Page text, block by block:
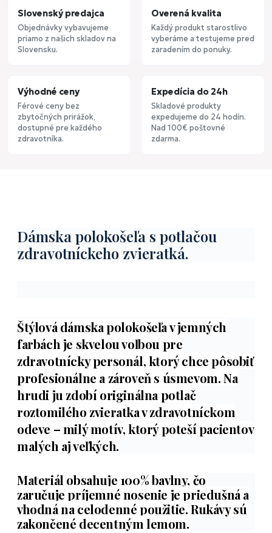
Slovenský predajca
Objednávky vybavujeme
priamo z našich skladov na
Slovensku.
Overená kvalita
Každý produkt starostlivo
vyberáme a testujeme pred
zaradením do ponuky.
Výhodné ceny
Férové ceny bez
zbytočných prirážok,
dostupné pre každého
zdravotníka.
Expedícia do 24h
Skladové produkty
expedujeme do 24 hodín.
Nad 100€ poštovné
zdarma.
Dámska polokošeľa s potlačou
zdravotníckeho zvieratká.
Štýlová dámska polokošeľa v jemných
farbách je skvelou voľbou pre
zdravotnícky personál, ktorý chce pôsobiť
profesionálne a zároveň s úsmevom. Na
hrudi ju zdobí originálna potlač
roztomilého zvieratka v zdravotníckom
odeve – milý motív, ktorý poteší pacientov
malých aj veľkých.
Materiál obsahuje 100% bavlny, čo
zaručuje príjemné nosenie je priedušná a
vhodná na celodenné použitie. Rukávy sú
zakončené decentným lemom.